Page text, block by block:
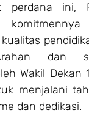
perdana ini,
dan
Wakil Dekan
menjalani
dan dedikasi.